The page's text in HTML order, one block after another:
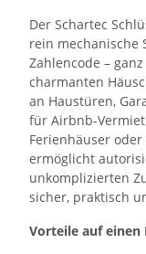
Der Schartec
rein mechanische
Zahlencode –
charmanten
an Haustüren,
für Airbnb-
Ferienhäuser
ermöglicht
unkomplizierten
sicher, praktisch
Vorteile auf einen